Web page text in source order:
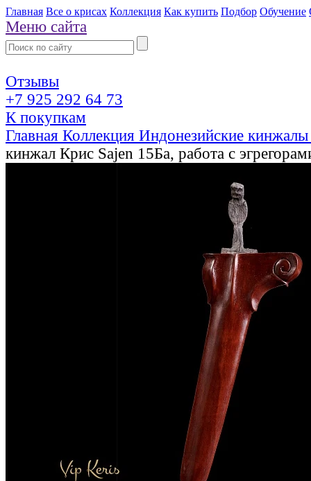
Главная Все о крисах Коллекция Как купить Подбор Обучение
Меню сайта
Отзывы
+7 925 292 64 73
К покупкам
Главная Коллекция Индонезийские
кинжал Крис Sajen 15Ба, работа с